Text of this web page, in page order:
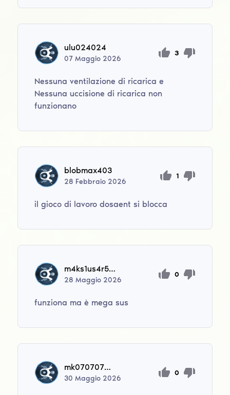
ulu024024
07Maggio 2026
3
Nessuna ventilazione di ricarica e
Nessuna uccisione di ricarica non
funzionano
blobmax403
28 Febbraio 2026
1
il gioco di lavoro dosaent si blocca
m4ks1us4r54l4
28Maggio 2026
0
funziona ma è mega sus
mk0707070779
30Maggio 2026
0